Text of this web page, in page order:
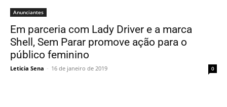
Anunciantes
Em parceria com Lady Driver e a marca
Shell, Sem Parar promove ação para o
público feminino
Leticia Sena - 16 de janeiro de 2019 0